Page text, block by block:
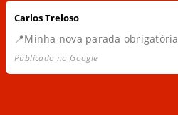
Carlos Treloso
📍Minha nova parada obrigatória
Publicado no Google